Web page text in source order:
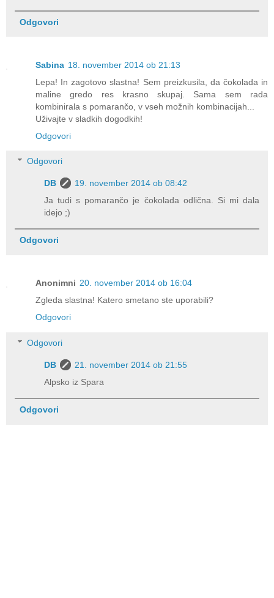
Odgovori
Sabina 18. november 2014 ob 21:13
Lepa! In zagotovo slastna! Sem preizkusila, da čokolada in
maline gredo res krasno skupaj. Sama sem rada
kombinirala s pomarančo, v vseh možnih kombinacijah...
Uživajte v sladkih dogodkih!
Odgovori
Odgovori
DB
19. november 2014 ob 08:42
Ja tudi s pomarančo je čokolada odlična. Si mi dala
idejo ;)
Odgovori
Anonimni 20. november 2014 ob 16:04
Zgleda slastna! Katero smetano ste uporabili?
Odgovori
Odgovori
DB
21. november 2014 ob 21:55
Alpsko iz Spara
Odgovori